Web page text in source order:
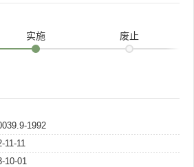
实施 废止
1992
11-11
10-01